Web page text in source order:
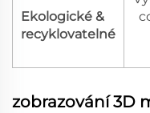
Ekologické &
recyklovatelné
zobrazování 3D